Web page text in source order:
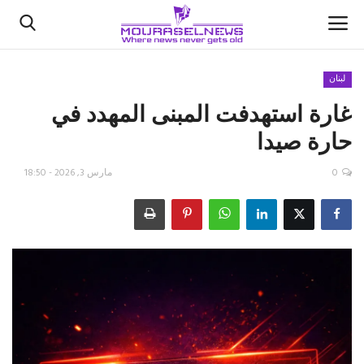
الأخبار
كتّابنا
اقتصاد
علوم وتكنولوجيا
رياضة
فيديو
لبنان
غارة استهدفت المبنى المهدد في
حارة صيدا
مارس 3, 2026 - 18:50 0